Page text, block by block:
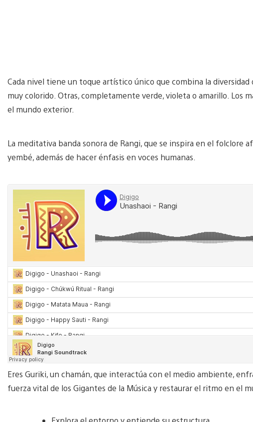
Cada nivel tiene un toque artístico único que combina la
muy colorido. Otras, completamente verde, violeta o amarillo. Los
el mundo exterior.
La meditativa banda sonora de Rangi, que se inspira en el folclore
yembé, además de hacer énfasis en voces humanas.
Eres Guriki, un chamán, que interactúa con el medio ambiente,
fuerza vital de los Gigantes de la Música y restaurar el ritmo en el